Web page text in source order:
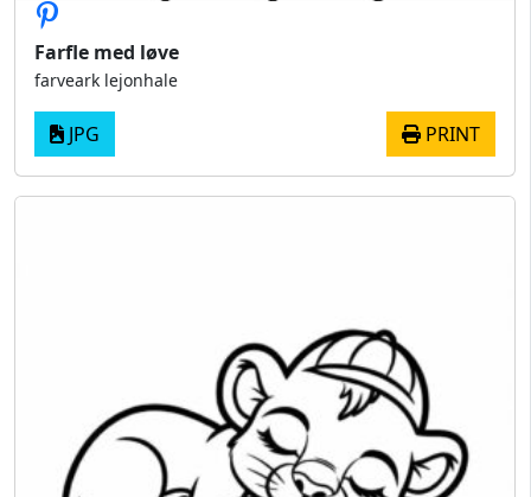
Farfle med løve
farveark lejonhale
JPG PRINT